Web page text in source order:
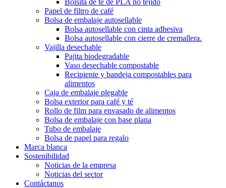
Bolsita de té de PLA no tejido
Papel de filtro de café
Bolsa de embalaje autosellable
Bolsa autosellable con cinta adhesiva
Bolsa autosellable con cierre de cremallera.
Vajilla desechable
Pajita biodegradable
Vaso desechable compostable
Recipiente y bandeja compostables para
alimentos
Caja de embalaje plegable
Bolsa exterior para café y té
Rollo de film para envasado de alimentos
Bolsa de embalaje con base plana
Tubo de embalaje
Bolsa de papel para regalo
Marca blanca
Sostenibilidad
Noticias de la empresa
Noticias del sector
Contáctanos